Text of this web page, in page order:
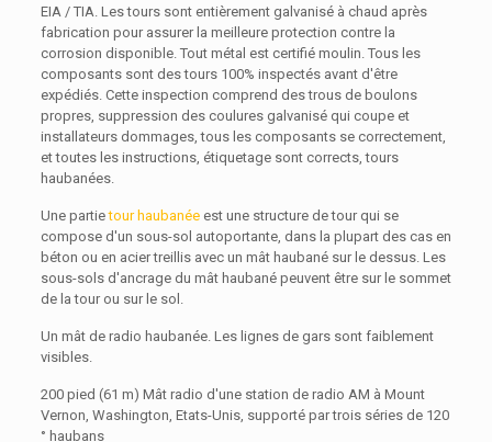
EIA / TIA. Les tours sont entièrement galvanisé à chaud après
fabrication pour assurer la meilleure protection contre la
corrosion disponible. Tout métal est certifié moulin. Tous les
composants sont des tours 100% inspectés avant d'être
expédiés. Cette inspection comprend des trous de boulons
propres, suppression des coulures galvanisé qui coupe et
installateurs dommages, tous les composants se correctement,
et toutes les instructions, étiquetage sont corrects, tours
haubanées.
Une partietour haubanéeest une structure de tour qui se
compose d'un sous-sol autoportante, dans la plupart des cas en
béton ou en acier treillis avec un mât haubané sur le dessus. Les
sous-sols d'ancrage du mât haubané peuvent être sur le sommet
de la tour ou sur le sol.
Un mât de radio haubanée. Les lignes de gars sont faiblement
visibles.
200 pied (61 m) Mât radio d'une station de radio AM à Mount
Vernon, Washington, Etats-Unis, supporté par trois séries de 120
° haubans